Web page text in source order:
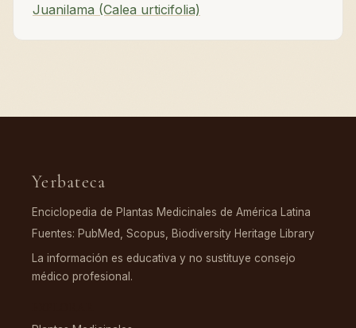
Juanilama (Calea urticifolia)
Yerbateca
Enciclopedia de Plantas Medicinales de América Latina
Fuentes: PubMed, Scopus, Biodiversity Heritage Library
La información es educativa y no sustituye consejo
médico profesional.